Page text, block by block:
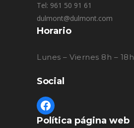
Tel: 961 50 91 61
dulmont@dulmont.com
Horario
Lunes – Viernes 8h – 18h
Social
Política página web